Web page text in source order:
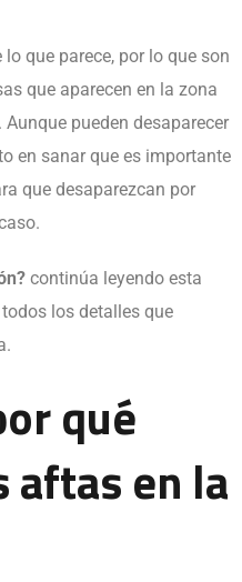
que parece, por lo que son
que aparecen en la zona
pueden desaparecer
en sanar que es importante
que desaparezcan por
continúa leyendo esta
los detalles que
qué
aftas en la